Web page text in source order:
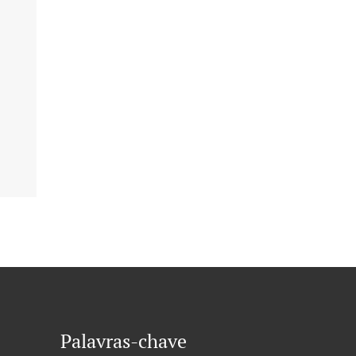
Palavras-chave